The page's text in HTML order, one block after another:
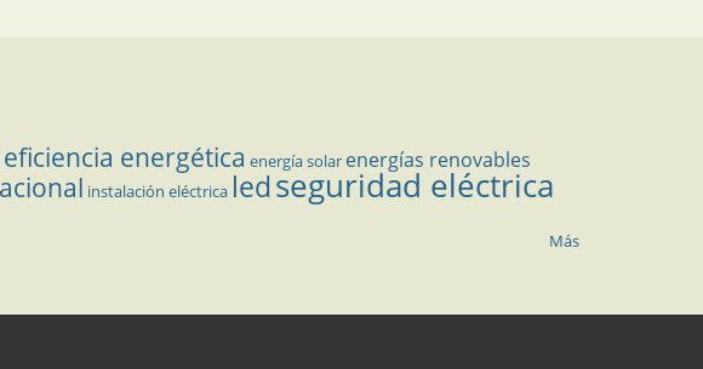
eficiencia energética energía solar energías renovables
instalación eléctrica ledseguridad eléctrica
Más